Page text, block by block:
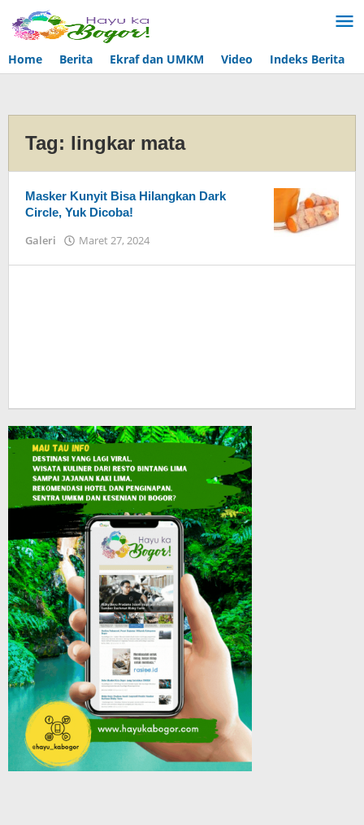
Lewati
ke
konten
Home
Berita Ekraf dan UMKM Video Indeks Berita
Tag: lingkar mata
Masker Kunyit Bisa Hilangkan Dark
Circle, Yuk Dicoba!
Galeri Maret 27, 2024